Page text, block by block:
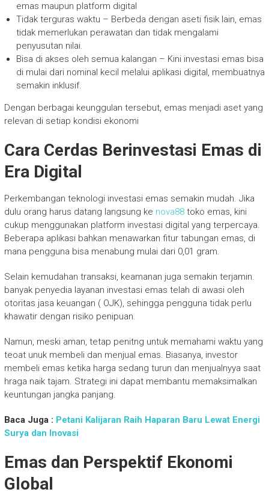
emas maupun platform digital
Tidak terguras waktu – Berbeda dengan aseti fisik lain, emas
tidak memerlukan perawatan dan tidak mengalami
penyusutan nilai.
Bisa di akses oleh semua kalangan – Kini investasi emas bisa
di mulai dari nominal kecil melalui aplikasi digital, membuatnya
semakin inklusif.
Dengan berbagai keunggulan tersebut, emas menjadi aset yang
relevan di setiap kondisi ekonomi
Cara Cerdas Berinvestasi Emas di
Era Digital
Perkembangan teknologi investasi emas semakin mudah. Jika
dulu orang harus datang langsung ke nova88 toko emas, kini
cukup menggunakan platform investasi digital yang terpercaya.
Beberapa aplikasi bahkan menawarkan fitur tabungan emas, di
mana pengguna bisa menabung mulai dari 0,01 gram.
Selain kemudahan transaksi, keamanan juga semakin terjamin.
banyak penyedia layanan investasi emas telah di awasi oleh
otoritas jasa keuangan ( OJK), sehingga pengguna tidak perlu
khawatir dengan risiko penipuan.
Namun, meski aman, tetap penitng untuk memahami waktu yang
teoat unuk membeli dan menjual emas. Biasanya, investor
membeli emas ketika harga sedang turun dan menjualnyya saat
hraga naik tajam. Strategi ini dapat membantu memaksimalkan
keuntungan jangka panjang.
Baca Juga : Petani Kalijaran Raih Haparan Baru Lewat Energi
Surya dan Inovasi
Emas dan Perspektif Ekonomi
Global